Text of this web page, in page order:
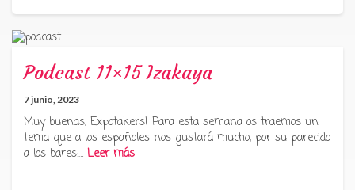
Podcast 11×15 Izakaya
7 junio, 2023
Muy buenas, Expotakers! Para esta semana os traemos un
tema que a los españoles nos gustará mucho, por su parecido
a los bares:… Leer más